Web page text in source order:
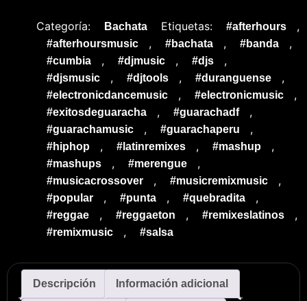
Categoría: Bachata Etiquetas: #afterhours ,
#afterhoursmusic , #bachata , #banda ,
#cumbia , #djmusic , #djs ,
#djsmusic , #djtools , #duranguense ,
#electronicdancemusic , #electronicmusic ,
#exitosdeguaracha , #guarachadf ,
#guarachamusic , #guarachaperu ,
#hiphop , #latinremixes , #mashup ,
#mashups , #merengue ,
#musicacrossover , #musicremixmusic ,
#popular , #punta , #quebradita ,
#reggae , #reggaeton , #remixeslatinos ,
#remixmusic , #salsa
Descripción Información adicional